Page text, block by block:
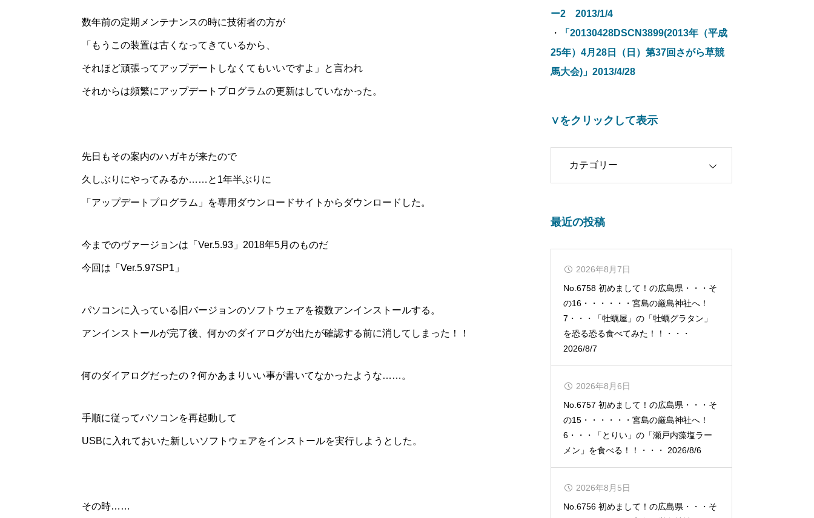
数年前の定期メンテナンスの時に技術者の方が
「もうこの装置は古くなってきているから、
それほど頑張ってアップデートしなくてもいいですよ」と言われ
それからは頻繁にアップデートプログラムの更新はしていなかった。
先日もその案内のハガキが来たので
久しぶりにやってみるか……と1年半ぶりに
「アップデートプログラム」を専用ダウンロードサイトからダウンロードした。
今までのヴァージョンは「Ver.5.93」2018年5月のものだ
今回は「Ver.5.97SP1」
パソコンに入っている旧バージョンのソフトウェアを複数アンインストールする。
アンインストールが完了後、何かのダイアログが出たが確認する前に消してしまった！！
何のダイアログだったの？何かあまりいい事が書いてなかったような……。
手順に従ってパソコンを再起動して
USBに入れておいた新しいソフトウェアをインストールを実行しようとした。
その時……
ー2 2013/1/4
・
「20130428DSCN3899(2013年（平成
25年）4月28日（日）第37回さがら草競
馬大会)」2013/4/28
∨をクリックして表示
最近の投稿
No.6758 初めまして！の広島県・・・そ
の16・・・・・・宮島の厳島神社へ！
7・・・「牡蠣屋」の「牡蠣グラタン」
を恐る恐る食べてみた！！・・・
2026/8/7
2026年8月7日
No.6757 初めまして！の広島県・・・そ
の15・・・・・・宮島の厳島神社へ！
6・・・「とりい」の「瀬戸内藻塩ラー
メン」を食べる！！・・・ 2026/8/6
2026年8月6日
No.6756 初めまして！の広島県・・・そ
2026年8月5日